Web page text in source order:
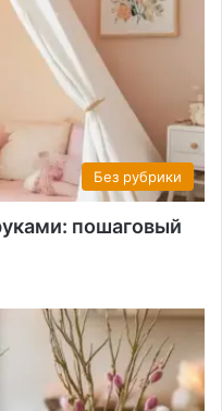
Без рубрики
пошаговый